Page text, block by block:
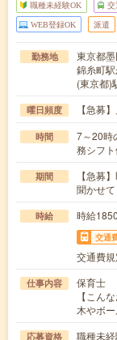
職種未経験OK 交
WEB登録OK 派遣
勤務地
東京都
錦糸町
(東京都)
曜日頻度 【急募
時間
7～20時
務シフ
期間
【急募
聞かせて
時給 時給
交通
交通費
仕事内容
保育士
【こん
木やボ
応募資格
職種未